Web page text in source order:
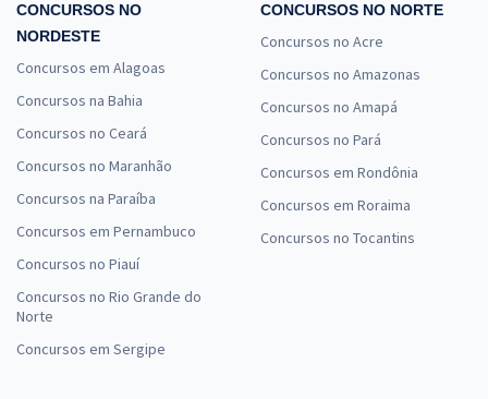
CONCURSOS NO
NORDESTE
Concursos em Alagoas
Concursos na Bahia
Concursos no Ceará
Concursos no Maranhão
Concursos na Paraíba
Concursos em Pernambuco
Concursos no Piauí
Concursos no Rio Grande do
Norte
Concursos em Sergipe
CONCURSOS NO NORTE
Concursos no Acre
Concursos no Amazonas
Concursos no Amapá
Concursos no Pará
Concursos em Rondônia
Concursos em Roraima
Concursos no Tocantins